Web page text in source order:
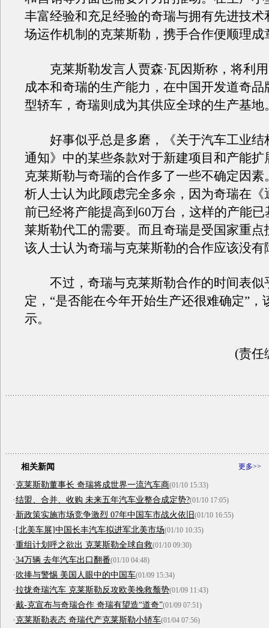
丰富经验和充足经验的奇瑞与拥有先进技术
场运作机制的克莱斯勒，携手合作便顺理成
克莱斯勒发言人贾森·瓦因斯称，将利用
成本和奇瑞的生产能力，在中国开发道奇品
型轿车，奇瑞则成为其供应全球的生产基地
好事似乎总是多磨，《关于汽车工业结
通知》中的某些条款对于新建项目和产能扩
克莱斯勒与奇瑞的合作多了一些不确定因素
析人士认为此顾虑完全多余，因为奇瑞在《
前已经将产能提高到60万台，这样的产能
莱斯勒代工的需要。而且奇瑞是受国家重点
该人士认为奇瑞与克莱斯勒的合作应该没有
不过，奇瑞与克莱斯勒合作的时间表似
定，“是否能在今年开始生产还很难确定”，
示。
(责任
更多>>
相关新闻
·克莱斯勒董事长 奇瑞将成世界一流汽车商(01/10 15:33)
·结盟、合并、收购 未来五年汽车业整合成定势?(01/10 17:05)
·新政策实施市场竞争激烈 07年中国车市战火依旧(01/10 16:55)
·[北美车展]中国长丰汽车拟进军北美市场(01/10 10:35)
·重组计划呼之欲出 克莱斯勒全球自救(01/10 09:30)
·34万辆 去年汽车出口翻番(01/10 04:48)
·吹捧与警惕 美国人眼中的中国车(01/09 15:34)
·拉拢奇瑞汽车 克莱斯勒反攻欧美挽救颓势(01/09 11:43)
·戴-克宣布与奇瑞合作 奇瑞有望造“道奇”(01/09 07:51)
·克莱斯勒表态 奇瑞代产克莱斯勒小轿车(01/04 07:56)